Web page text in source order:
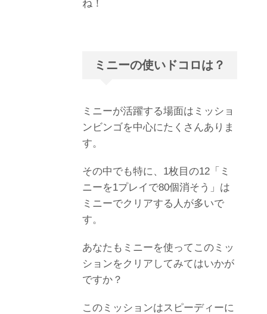
ね！
ミニーの使いドコロは？
ミニーが活躍する場面はミッショ
ンビンゴを中心にたくさんありま
す。
その中でも特に、1枚目の12「ミ
ニーを1プレイで80個消そう」は
ミニーでクリアする人が多いで
す。
あなたもミニーを使ってこのミッ
ションをクリアしてみてはいかが
ですか？
このミッションはスピーディーに